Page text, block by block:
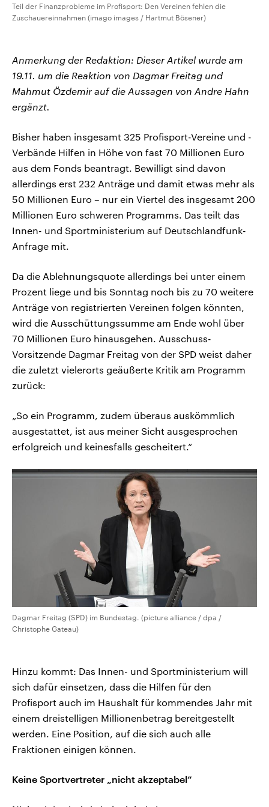
Teil der Finanzprobleme im Profisport: Den Vereinen fehlen die
Zuschauereinnahmen (imago images / Hartmut Bösener)
Anmerkung der Redaktion: Dieser Artikel wurde am
19.11. um die Reaktion von Dagmar Freitag und
Mahmut Özdemir auf die Aussagen von Andre Hahn
ergänzt.
Bisher haben insgesamt 325 Profisport-Vereine und -
Verbände Hilfen in Höhe von fast 70 Millionen Euro
aus dem Fonds beantragt. Bewilligt sind davon
allerdings erst 232 Anträge und damit etwas mehr als
50 Millionen Euro – nur ein Viertel des insgesamt 200
Millionen Euro schweren Programms. Das teilt das
Innen- und Sportministerium auf Deutschlandfunk-
Anfrage mit.
Da die Ablehnungsquote allerdings bei unter einem
Prozent liege und bis Sonntag noch bis zu 70 weitere
Anträge von registrierten Vereinen folgen könnten,
wird die Ausschüttungssumme am Ende wohl über
70 Millionen Euro hinausgehen. Ausschuss-
Vorsitzende Dagmar Freitag von der SPD weist daher
die zuletzt vielerorts geäußerte Kritik am Programm
zurück:
„So ein Programm, zudem überaus auskömmlich
ausgestattet, ist aus meiner Sicht ausgesprochen
erfolgreich und keinesfalls gescheitert.“
Dagmar Freitag (SPD) im Bundestag. (picture alliance / dpa /
Christophe Gateau)
Hinzu kommt: Das Innen- und Sportministerium will
sich dafür einsetzen, dass die Hilfen für den
Profisport auch im Haushalt für kommendes Jahr mit
einem dreistelligen Millionenbetrag bereitgestellt
werden. Eine Position, auf die sich auch alle
Fraktionen einigen können.
Keine Sportvertreter „nicht akzeptabel“